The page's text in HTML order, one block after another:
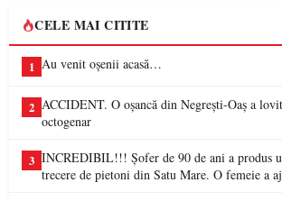
CELE MAI CITITE
1 Au venit oșenii acasă…
2 ACCIDENT. O oșancă din Negrești-Oaș a
octogenar
3 INCREDIBIL!!! Șofer de 90 de ani a produs
trecere de pietoni din Satu Mare. O femeie a